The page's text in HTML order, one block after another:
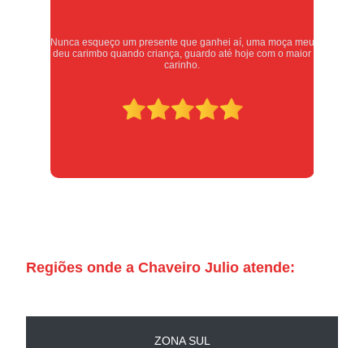
Atendimento excelente, serviços executados com carinho e
respeito. Recomendo sem dúvidas, merece 10 estrelas
Regiões onde a Chaveiro Julio atende:
ZONA SUL